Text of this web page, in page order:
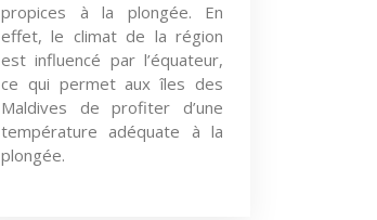
propices à la plongée. En
effet, le climat de la région
est influencé par l’équateur,
ce qui permet aux îles des
Maldives de profiter d’une
température adéquate à la
plongée.